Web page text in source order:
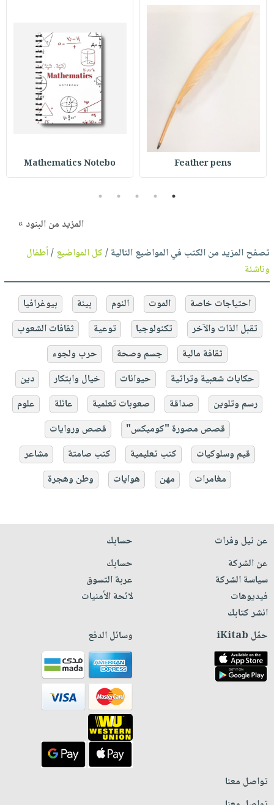
Feather pens
Mathematics Notebo
1
2
3
4
5
المزيد من البنود »
تصفح المزيد من الكتب في المواضيع التالية /كل المواضيع/أطفال
وناشئة
احتياجات خاصة الموت النوم بيئة
بيوغرافيا
تقبل الذات والآخر
تكنولوجيا توعية
ثقافات الشعوب
ثقافة مالية
جسم وصحة
حرب ولجوء
حكايات شعبية وتراثية
حيوانات خيال وابتكار
دين
رسم وتلوين
صداقة صعوبات تعلمية عائلة
علوم
قصص مصورة "كوميكس"
قصص وروايات
قيم وسلوكيات
كتب تعليمية كتب صامتة
مشاعر
مغامرات
مهن هوايات وطن وهجرة
عن نيل وفرات
عن الشركة
سياسة الشركة
فيديوهات
انشر كتابك
حسابك
حسابك
عربة التسوق
لائحة الأمنيات
حمّل iKitab وسائل الدفع
تواصل معنا